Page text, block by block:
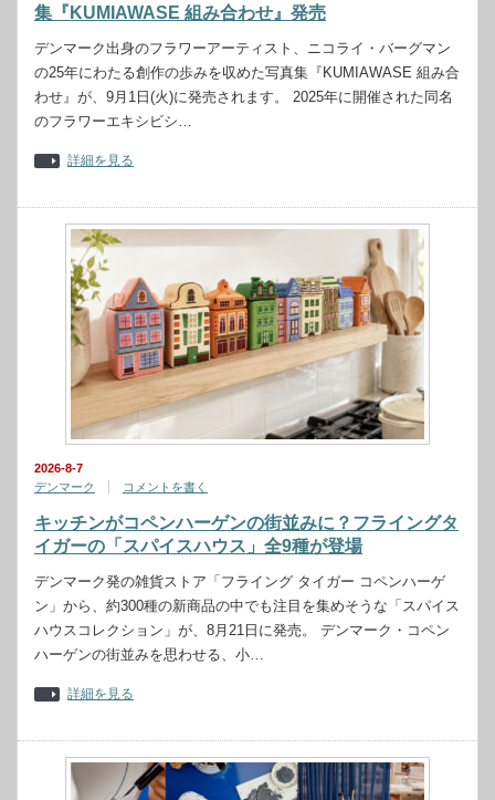
集『KUMIAWASE 組み合わせ』発売
デンマーク出身のフラワーアーティスト、ニコライ・バーグマン
の25年にわたる創作の歩みを収めた写真集『KUMIAWASE 組み合
わせ』が、9月1日(火)に発売されます。 2025年に開催された同名
のフラワーエキシビシ…
詳細を見る
2026-8-7
デンマーク
コメントを書く
キッチンがコペンハーゲンの街並みに？フライングタ
イガーの「スパイスハウス」全9種が登場
デンマーク発の雑貨ストア「フライング タイガー コペンハーゲ
ン」から、約300種の新商品の中でも注目を集めそうな「スパイス
ハウスコレクション」が、8月21日に発売。 デンマーク・コペン
ハーゲンの街並みを思わせる、小…
詳細を見る